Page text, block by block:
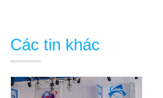
Các tin khác